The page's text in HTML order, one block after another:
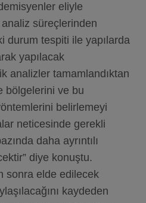
eliyle
süreçlerinden
durum tespiti ile yapılarda
yapılacak
analizler tamamlandıktan
bölgelerini ve bu
belirlemeyi
neticesinde gerekli
daha ayrıntılı
diye konuştu.
sonra elde edilecek
kaydeden